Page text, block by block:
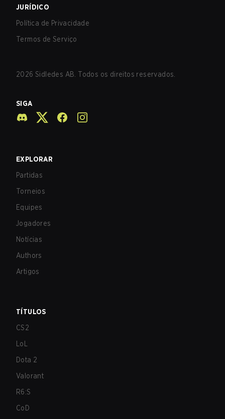
JURÍDICO
Política de Privacidade
Termos de Serviço
2026 Sidledes AB. Todos os direitos reservados.
SIGA
EXPLORAR
Partidas
Torneios
Equipes
Jogadores
Notícias
Authors
Artigos
TÍTULOS
CS2
LoL
Dota 2
Valorant
R6:S
CoD